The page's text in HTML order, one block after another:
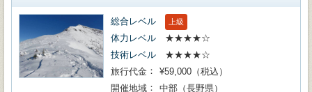
総合レベル 上級
体力レベル
★★★★☆
技術レベル
★★★★☆
旅行代金
¥59,000（税込）
開催地域
中部（長野県）